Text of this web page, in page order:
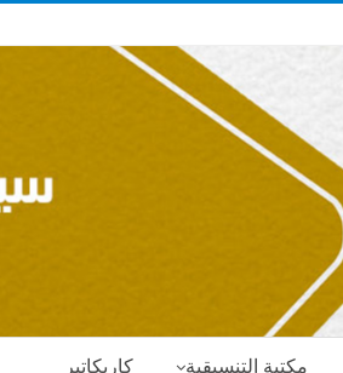
كاريكاتير مكتبة التنسيقية